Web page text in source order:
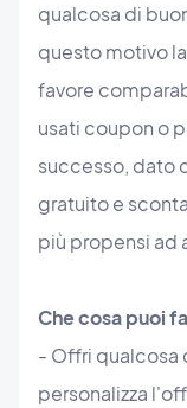
qualcosa di
questo motivo
favore
usati coupon o
successo, dato
gratuito e
più propensi ad
Che cosa puoi
- Offri qualcosa
personalizza